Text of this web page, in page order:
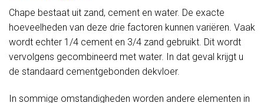
Chape bestaat uit zand, cement en water. De exacte
hoeveelheden van deze drie factoren kunnen variëren. Vaak
wordt echter 1/4 cement en 3/4 zand gebruikt. Dit wordt
vervolgens gecombineerd met water. In dat geval krijgt u
de standaard cementgebonden dekvloer.
In sommige omstandigheden worden andere elementen in